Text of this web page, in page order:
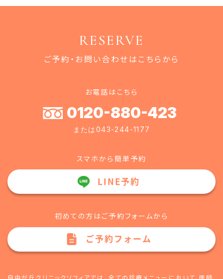
RESERVE
ご予約・お問い合わせはこちらから
お電話はこちら
0120-880-423
または043-244-1177
スマホから簡単予約
LINE予約
初めての方はご予約フォームから
ご予約フォーム
自由が丘クリニックソフィアでは、全ての診療メニューにおいて、 医師